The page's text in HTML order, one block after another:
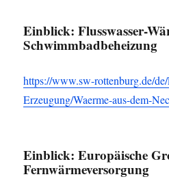
Einblick:Flusswasser-
Schwimmbadbeheizung
https://www.sw-rottenburg.de/
Erzeugung/Waerme-aus-dem-
Einblick:Europäische
Fernwärmeversorgung